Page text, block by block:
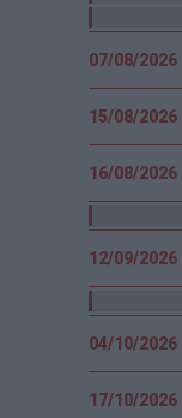
07/08/2026
15/08/2026
16/08/2026
12/09/2026
04/10/2026
17/10/2026